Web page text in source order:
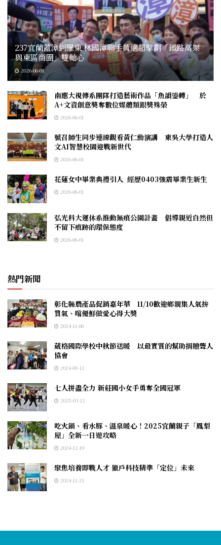
237宜蘭蓋漳到羅東 林國漳聯手黃適超擘劃「鐵路高架
與東區商圈」雙軸心
2026-06-01
南應大視傳系團隊打造藝術作品「魚韻鎏轉」 於
A+文資創意奬奪數位媒體類銀獎殊榮
2026-06-01
號召師生同步連線觀看黃仁勳演講 東吳大學打造人
文AI智慧校園迎戰新世代
2026-06-01
花蓮女中畢業典禮引人 經歷0403強震畢業生新生
2026-06-01
弘光科大運休系推動無痕公園計畫 倡導親近自然但
不留下痕跡的環保態度
2026-06-01
熱門新聞
彰化縣農產品促銷嘉年華 11/10歡迎鄉親集人氣拚
買氣、嚐優鮮做愛心得大獎
2024-11-06
葳格國際學校中秋節送暖 以最實質的幫助捐贈聾人
協會
2024-09-11
七人拼盡全力 新莊國小女手勇奪全國冠軍
2025-03-12
吃火鍋、看水豚、溫泉暖心！2025宜蘭親子「鳳梨
屋」全新一日遊攻略
2024-12-19
聚焦培養即戰人才 獵戶科技精準「定位」未來
2024-11-21